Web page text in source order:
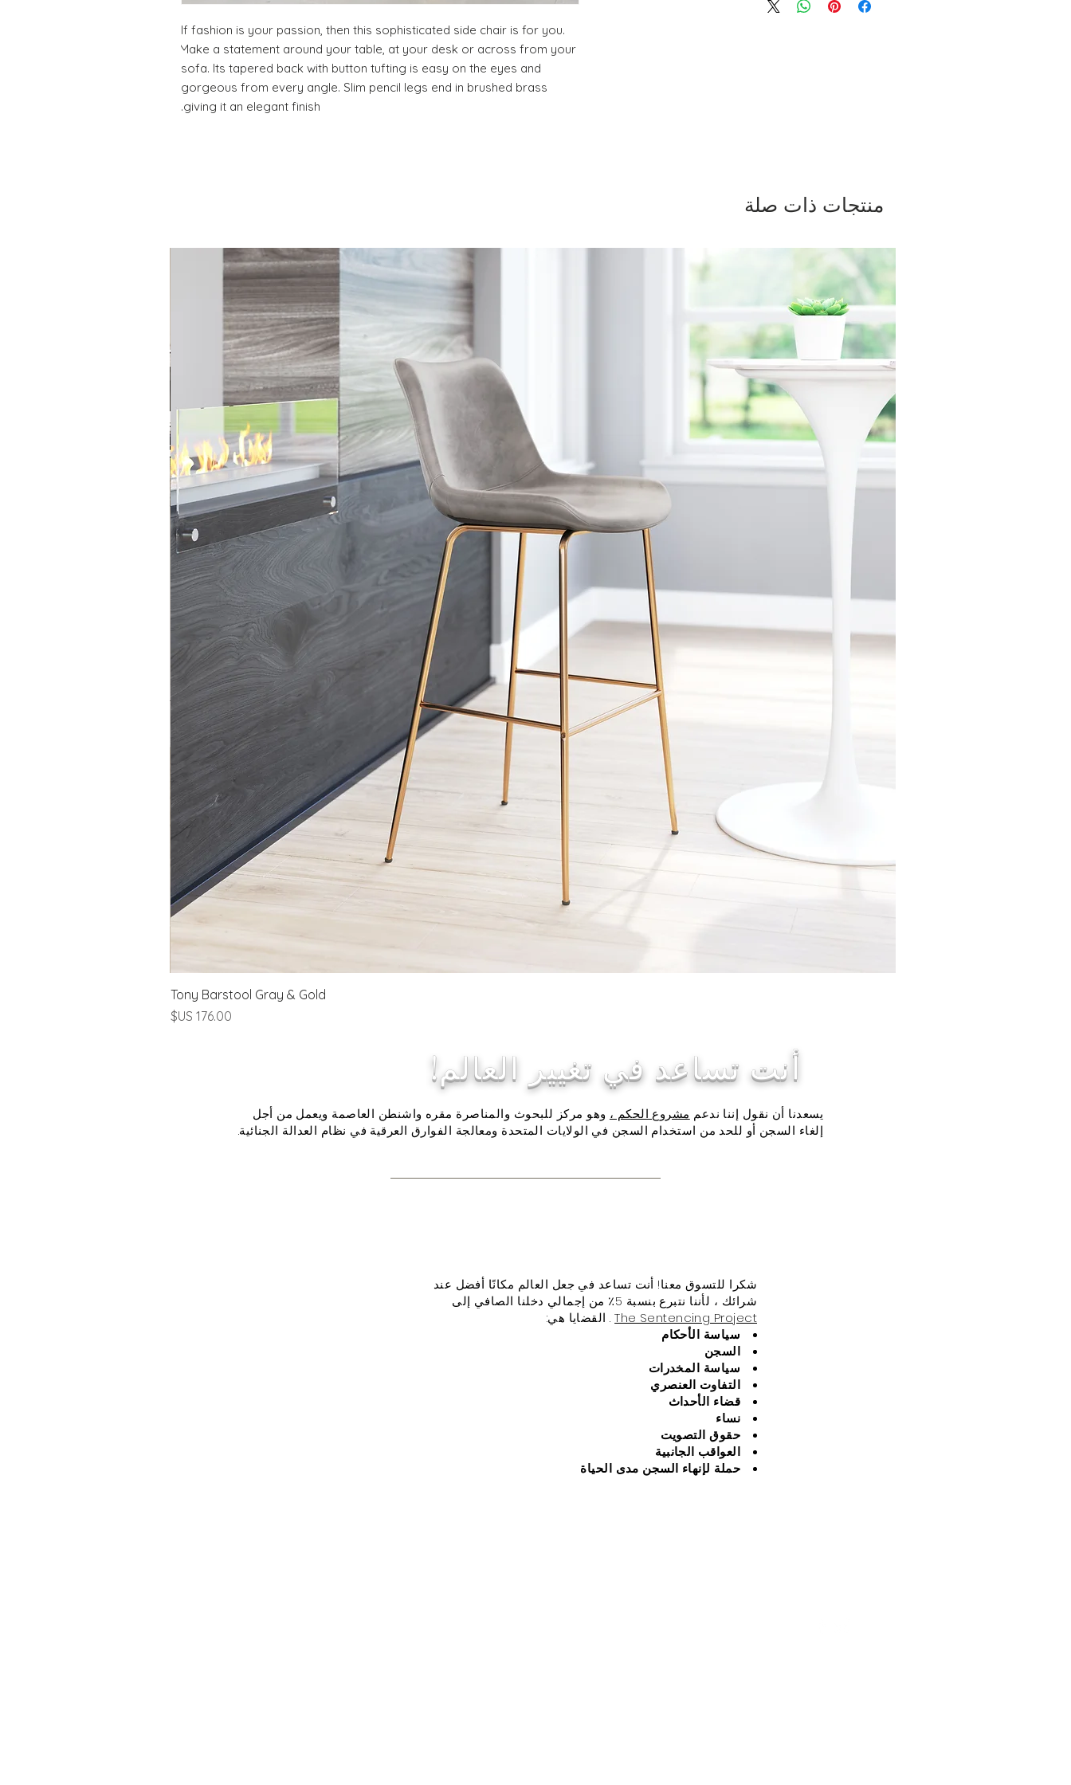
If fashion is your passion, then this sophisticated side chair is for you.
Make a statement around your table, at your desk or across from your
sofa. Its tapered back with button tufting is easy on the eyes and
gorgeous from every angle. Slim pencil legs end in brushed brass
giving it an elegant finish.
PRODUCT, THAT IS IN ORIGINAL PACKAGING with
منتجات ذات صلة
Tony Barstool Gray & Gold
السعر
أنت تساعد في تغيير العالم!
يسعدنا أن نقول إننا ندعم مشروع الحكم ، وهو مركز للبحوث والمناصرة مقره واشنطن العاصمة ويعمل من أجل
إلغاء السجن أو للحد من استخدام السجن في الولايات المتحدة ومعالجة الفوارق العرقية في نظام العدالة الجنائية.
شكرا للتسوق معنا! أنت تساعد في جعل العالم مكانًا أفضل عند
شرائك ، لأننا نتبرع بنسبة 5٪ من إجمالي دخلنا الصافي إلى
The Sentencing Project. القضايا هي:
سياسة الأحكام
السجن
سياسة المخدرات
التفاوت العنصري
قضاء الأحداث
نساء
حقوق التصويت
العواقب الجانبية
حملة لإنهاء السجن مدى الحياة